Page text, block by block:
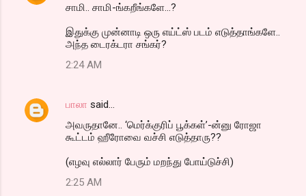
சாமி.. சாமி-ங்கறீங்களே...?
இதுக்கு முன்னாடி ஒரு எய்ட்ஸ் படம் எடுத்தாங்களே..
அந்த டைரக்டரா சங்கர்?
2:24 AM
பாலா said…
அவருதானே.. ‘மெர்க்குரிப் பூக்கள்’-ன்னு ரோஜா
கூட்டம் ஹீரோவை வச்சி எடுத்தாரு??
(எழவு எல்லார் பேரும் மறந்து போய்டுச்சி)
2:25 AM